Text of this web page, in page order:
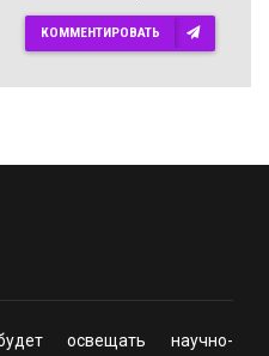
КОММЕНТИРОВАТЬ
освещать научно-